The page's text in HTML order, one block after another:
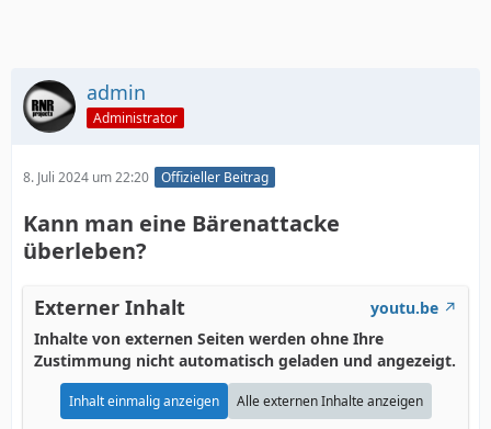
admin
Administrator
8. Juli 2024 um 22:20 Offizieller Beitrag
Kann man eine Bärenattacke
überleben?
Externer Inhalt
youtu.be
Inhalte von externen Seiten werden ohne Ihre
Zustimmung nicht automatisch geladen und angezeigt.
Inhalt einmalig anzeigen Alle externen Inhalte anzeigen